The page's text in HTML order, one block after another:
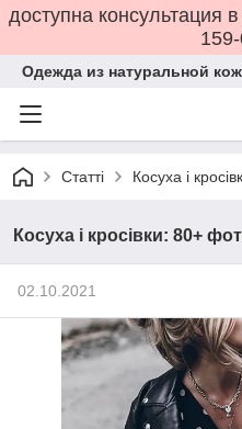
доступна консультация в
Одежда из натуральной
Статті Косуха і
Косуха і кросівки: 80+
02.10.2021